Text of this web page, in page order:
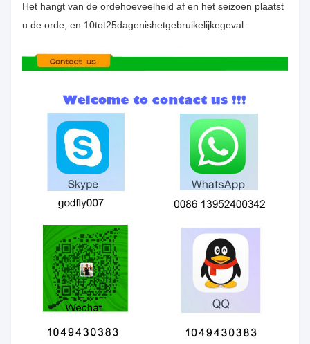
Het hangt van de ordehoeveelheid af en het seizoen plaatst
u de orde, en 10tot25dagenishetgebruikelijkegeval.